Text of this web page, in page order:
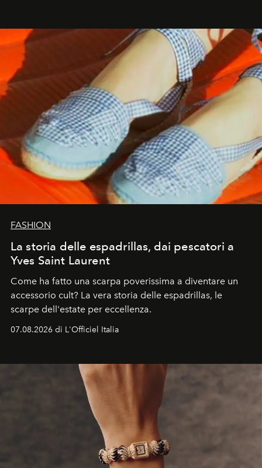
FASHION
La storia delle espadrillas, dai pescatori a
Yves Saint Laurent
Come ha fatto una scarpa poverissima a diventare un
accessorio cult? La vera storia delle espadrillas, le
scarpe dell'estate per eccellenza.
07.08.2026 di L'Officiel Italia